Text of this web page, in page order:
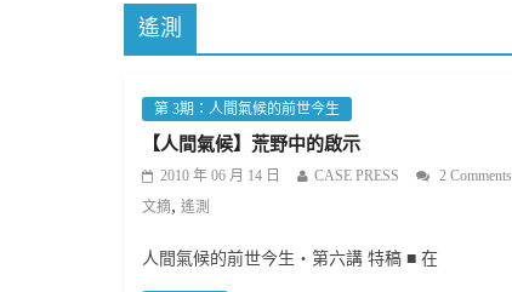
遙測
第 3期：人間氣候的前世今生
【人間氣候】荒野中的啟示
2010 年 06 月 14 日 CASE PRESS 2 Comments
文摘, 遙測
人間氣候的前世今生‧第六講 特稿 ■ 在